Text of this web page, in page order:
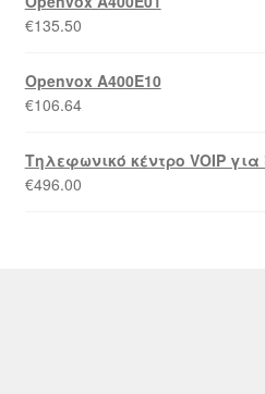
€135.50
Openvox A400E10
€106.64
Τηλεφωνικό κέντρο VOIP
€496.00